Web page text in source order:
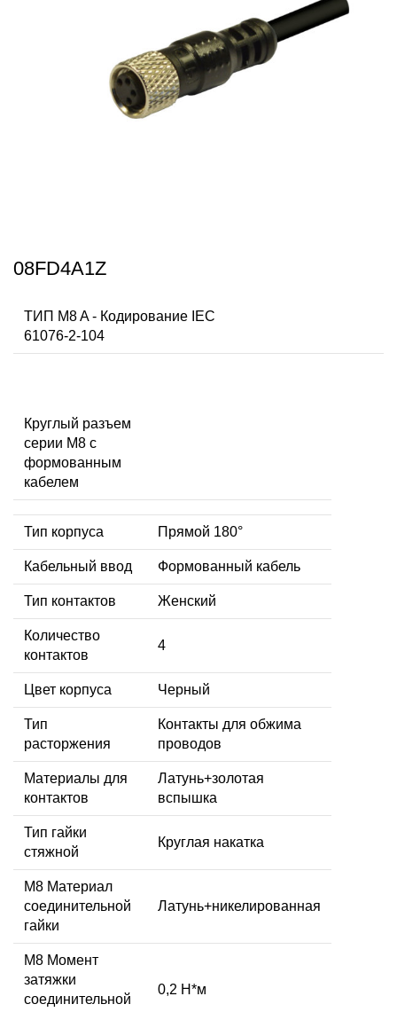
08FD4A1Z
ТИП M8 A - Кодирование IEC
61076-2-104
Круглый разъем
серии M8 с
формованным
кабелем
Тип корпуса Прямой 180°
Кабельный ввод Формованный кабель
Тип контактов Женский
Количество
контактов
4
Цвет корпуса Черный
Тип
расторжения
Контакты для обжима
проводов
Материалы для
контактов
Латунь+золотая
вспышка
Тип гайки
стяжной
Круглая накатка
М8 Материал
соединительной
гайки
Латунь+никелированная
M8 Момент
затяжки
соединительной
0,2 Н*м